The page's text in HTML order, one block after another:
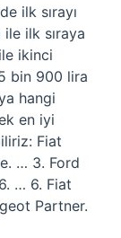
ilk sırayı
ilk sıraya
ikinci
bin 900 lira
hangi
en iyi
Fiat
… 3. Ford
… 6. Fiat
Partner.